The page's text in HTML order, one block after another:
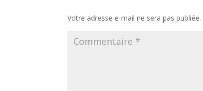
Votre adresse e-mail ne sera pas publiée.